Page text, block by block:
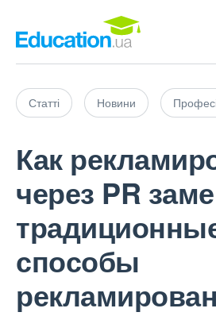
Статті Новини
Как
через PR
способы